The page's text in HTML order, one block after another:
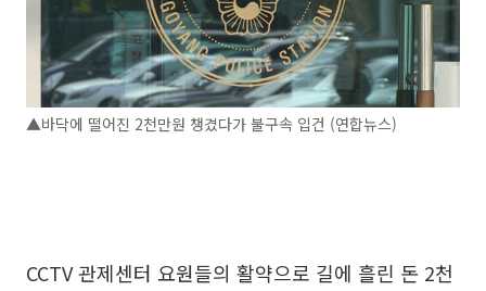
▲바닥에 떨어진 2천만원 챙겼다가 불구속 입건 (연합뉴스)
CCTV 관제센터 요원들의 활약으로 길에 흘린 돈 2천